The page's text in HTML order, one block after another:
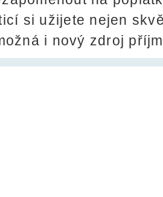
si užijete nejen
i nový zdroj